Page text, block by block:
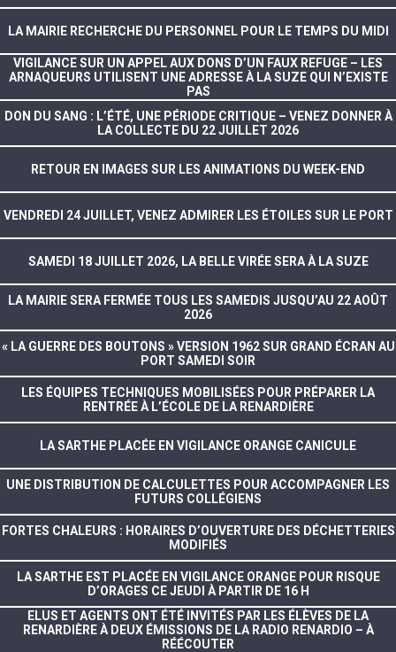
LA MAIRIE RECHERCHE DU PERSONNEL POUR LE TEMPS DU MIDI
VIGILANCE SUR UN APPEL AUX DONS D’UN FAUX REFUGE – LES
ARNAQUEURS UTILISENT UNE ADRESSE À LA SUZE QUI N’EXISTE
PAS
DON DU SANG : L’ÉTÉ, UNE PÉRIODE CRITIQUE – VENEZ DONNER À
LA COLLECTE DU 22 JUILLET 2026
RETOUR EN IMAGES SUR LES ANIMATIONS DU WEEK-END
VENDREDI 24 JUILLET, VENEZ ADMIRER LES ÉTOILES SUR LE PORT
SAMEDI 18 JUILLET 2026, LA BELLE VIRÉE SERA À LA SUZE
LA MAIRIE SERA FERMÉE TOUS LES SAMEDIS JUSQU’AU 22 AOÛT
2026
« LA GUERRE DES BOUTONS » VERSION 1962 SUR GRAND ÉCRAN AU
PORT SAMEDI SOIR
LES ÉQUIPES TECHNIQUES MOBILISÉES POUR PRÉPARER LA
RENTRÉE À L’ÉCOLE DE LA RENARDIÈRE
LA SARTHE PLACÉE EN VIGILANCE ORANGE CANICULE
UNE DISTRIBUTION DE CALCULETTES POUR ACCOMPAGNER LES
FUTURS COLLÉGIENS
FORTES CHALEURS : HORAIRES D’OUVERTURE DES DÉCHETTERIES
MODIFIÉS
LA SARTHE EST PLACÉE EN VIGILANCE ORANGE POUR RISQUE
D’ORAGES CE JEUDI À PARTIR DE 16 H
ELUS ET AGENTS ONT ÉTÉ INVITÉS PAR LES ÉLÈVES DE LA
RENARDIÈRE À DEUX ÉMISSIONS DE LA RADIO RENARDIO – À
RÉÉCOUTER